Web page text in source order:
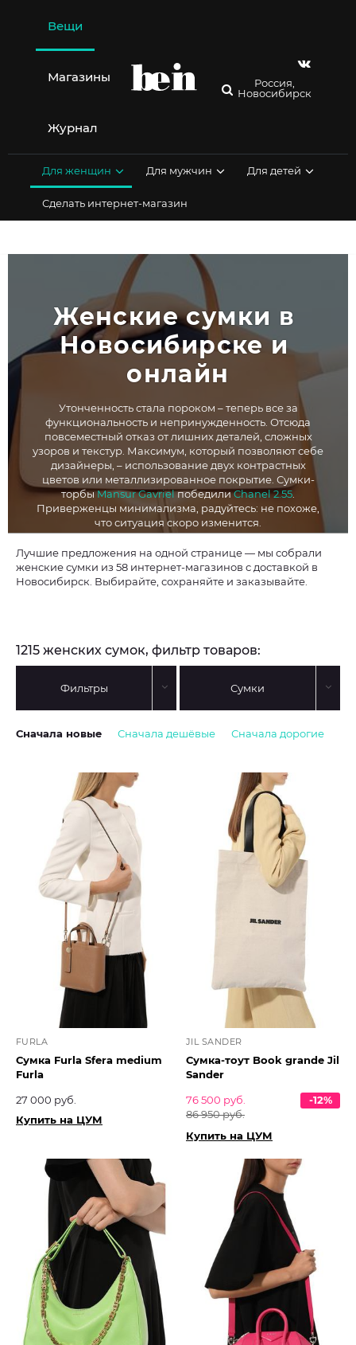
содержимому
Вещи
Магазины
Журнал
Россия,
Новосибирск
Для женщин Для мужчин Для детей
Сделать интернет-магазин
Женские сумки в
Новосибирске и
онлайн
Утонченность стала пороком – теперь все за
функциональность и непринужденность. Отсюда
повсеместный отказ от лишних деталей, сложных
узоров и текстур. Максимум, который позволяют себе
дизайнеры, – использование двух контрастных
цветов или металлизированное покрытие. Сумки-
торбыMansur GavrielпобедилиChanel 2.55
Приверженцы минимализма, радуйтесь: не похоже,
что ситуация скоро изменится.
Лучшие предложения на одной странице — мы собрали
женские сумки из 58 интернет-магазинов с доставкой в
Новосибирск. Выбирайте, сохраняйте и заказывайте.
1215 женских сумок, фильтр товаров:
Фильтры Сумки
Сначала новые Сначала дешёвые Сначала дорогие
FURLA
Сумка Furla Sfera medium
Furla
27 000 руб.
Купить на ЦУМ
JIL SANDER
Сумка-тоут Book grande Jil
Sander
76 500 руб.
86 950 руб.
-12%
Купить на ЦУМ